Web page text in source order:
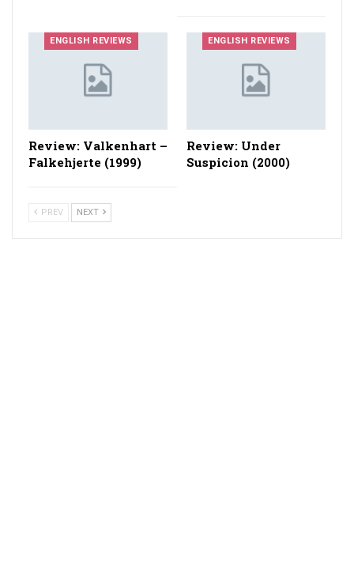
ENGLISH REVIEWS
Review: Valkenhart –
Falkehjerte (1999)
ENGLISH REVIEWS
Review: Under
Suspicion (2000)
PREV NEXT